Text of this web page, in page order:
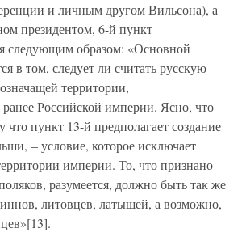
и личным другом Вильсона), а
президентом, 6-й пункт
следующим образом: «Основной
в том, следует ли считать русскую
территории,
Российской империи. Ясно, что
что пункт 13-й предполагает создание
– условие, которое исключает
империи. То, что признано
разумеется, должно быть так же
литовцев, латышей, а возможно,